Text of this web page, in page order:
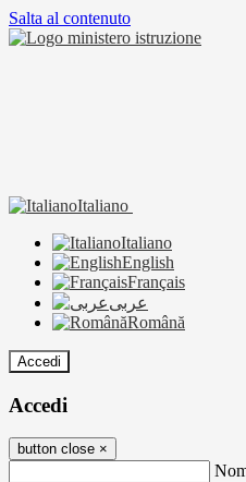
Salta al contenuto
Italiano
Italiano
English
Français
عربى
Română
Accedi
Accedi
button close ×